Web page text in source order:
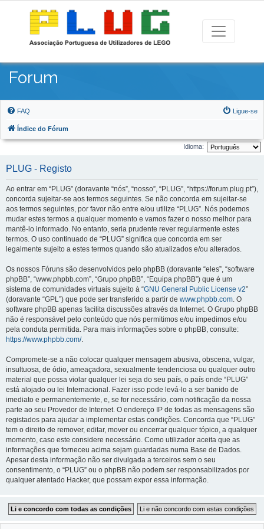
Forum
FAQ Ligue-se
Índice do Fórum
Idioma:
PLUG - Registo
Ao entrar em “PLUG” (doravante “nós”, “nosso”, “PLUG”, “https://forum.plug.pt”),
concorda sujeitar-se aos termos seguintes. Se não concorda em sujeitar-se
aos termos seguintes, por favor não entre e/ou utilize “PLUG”. Nós podemos
mudar estes termos a qualquer momento e vamos fazer o nosso melhor para
mantê-lo informado. No entanto, seria prudente rever regularmente estes
termos. O uso continuado de “PLUG” significa que concorda em ser
legalmente sujeito a estes termos quando são atualizados e/ou alterados.
Os nossos Fóruns são desenvolvidos pelo phpBB (doravante “eles”, “software
phpBB”, “www.phpbb.com”, “Grupo phpBB”, “Equipa phpBB”) que é um
sistema de comunidades virtuais sujeito à “GNU General Public License v2”
(doravante “GPL”) que pode ser transferido a partir de www.phpbb.com. O
software phpBB apenas facilita discussões através da Internet. O Grupo phpBB
não é responsável pelo conteúdo que nós permitimos e/ou impedimos e/ou
pela conduta permitida. Para mais informações sobre o phpBB, consulte:
https://www.phpbb.com/.
Compromete-se a não colocar qualquer mensagem abusiva, obscena, vulgar,
insultuosa, de ódio, ameaçadora, sexualmente tendenciosa ou qualquer outro
material que possa violar qualquer lei seja do seu país, o país onde “PLUG”
está alojado ou lei Internacional. Fazer isso pode levá-lo a ser banido de
imediato e permanentemente, e, se for necessário, com notificação da nossa
parte ao seu Provedor de Internet. O endereço IP de todas as mensagens são
registados para ajudar a implementar estas condições. Concorda que “PLUG”
tem o direito de remover, editar, mover ou encerrar qualquer tópico, a qualquer
momento, caso este considere necessário. Como utilizador aceita que as
informações que forneceu acima sejam guardadas numa Base de Dados.
Apesar desta informação não ser divulgada a terceiros sem o seu
consentimento, o “PLUG” ou o phpBB não podem ser responsabilizados por
qualquer atentado Hacker, que possam expor essa informação.